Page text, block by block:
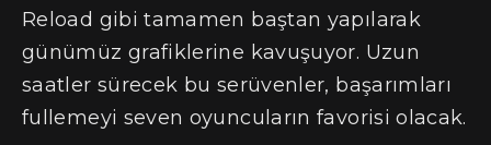
Reload gibi tamamen baştan yapılarak
günümüz grafiklerine kavuşuyor. Uzun
saatler sürecek bu serüvenler, başarımları
fullemeyi seven oyuncuların favorisi olacak.